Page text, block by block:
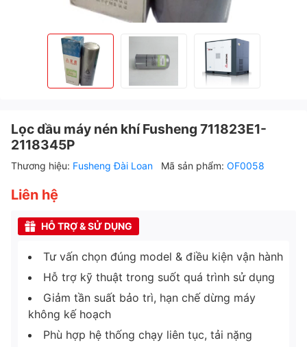
Lọc dầu máy nén khí Fusheng 711823E1-
2118345P
Thương hiệu: Fusheng Đài Loan Mã sản phẩm: OF0058
Liên hệ
HỖ TRỢ & SỬ DỤNG
Tư vấn chọn đúng model & điều kiện vận hành
Hỗ trợ kỹ thuật trong suốt quá trình sử dụng
Giảm tần suất bảo trì, hạn chế dừng máy
không kế hoạch
Phù hợp hệ thống chạy liên tục, tải nặng